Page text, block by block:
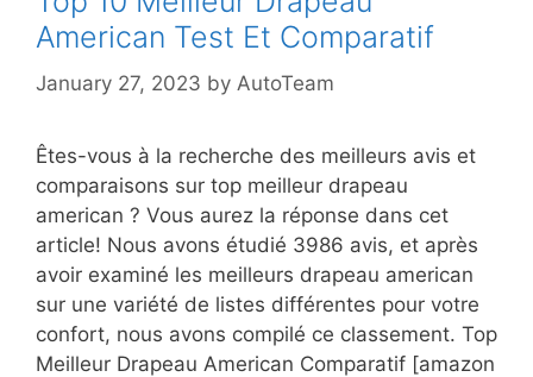
American Test Et Comparatif
January 27, 2023 by AutoTeam
Êtes-vous à la recherche des meilleurs avis et
comparaisons sur top meilleur drapeau
american ? Vous aurez la réponse dans cet
article! Nous avons étudié 3986 avis, et après
avoir examiné les meilleurs drapeau american
sur une variété de listes différentes pour votre
confort, nous avons compilé ce classement. Top
Meilleur Drapeau American Comparatif [amazon